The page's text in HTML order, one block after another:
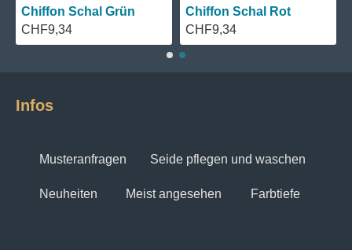
Schal Schwarz
Chiffon Schal Grün
CHF9,34
Infos
Musteranfragen Seide pflegen und waschen
Neuheiten Meist angesehen Farbtiefe